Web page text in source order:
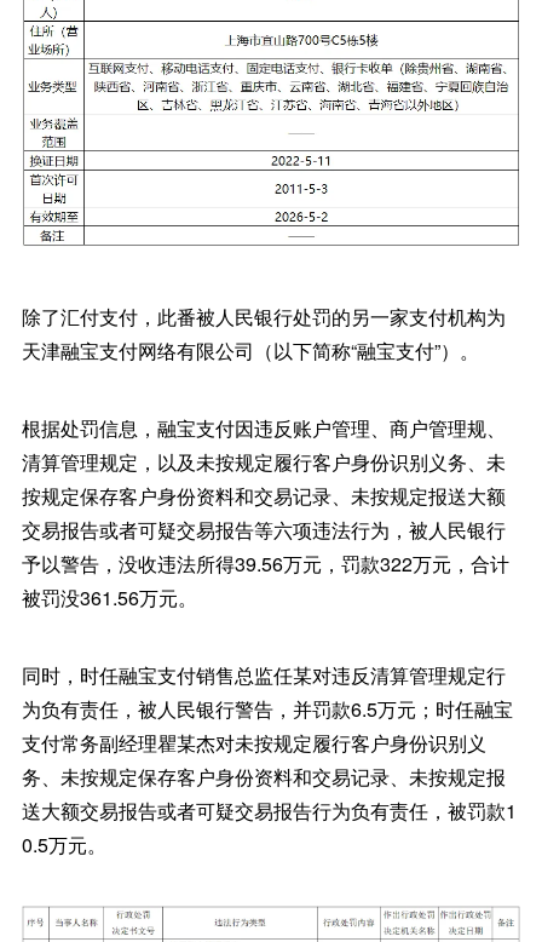
除了汇付支付，此番被人民银行处罚的另一家支付机构为
天津融宝支付网络有限公司（以下简称“融宝支付”）。
根据处罚信息，融宝支付因违反账户管理、商户管理规、
清算管理规定，以及未按规定履行客户身份识别义务、未
按规定保存客户身份资料和交易记录、未按规定报送大额
交易报告或者可疑交易报告等六项违法行为，被人民银行
予以警告，没收违法所得39.56万元，罚款322万元，合计
被罚没361.56万元。
同时，时任融宝支付销售总监任某对违反清算管理规定行
为负有责任，被人民银行警告，并罚款6.5万元；时任融宝
支付常务副经理瞿某杰对未按规定履行客户身份识别义
务、未按规定保存客户身份资料和交易记录、未按规定报
送大额交易报告或者可疑交易报告行为负有责任，被罚款1
0.5万元。